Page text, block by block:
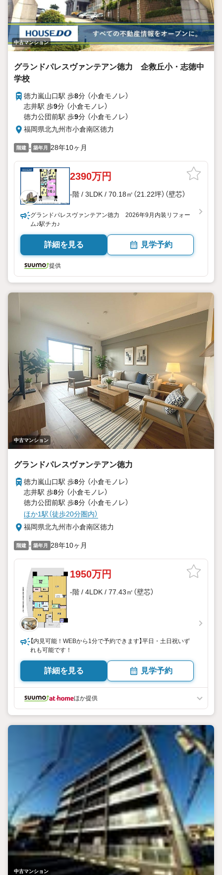
中古マンション
グランドパレスヴァンテアン徳力 企救丘小・志徳中
学校
徳力嵐山口駅 歩8分 （小倉モノレ）
志井駅 歩9分 （小倉モノレ）
徳力公団前駅 歩9分 （小倉モノレ）
福岡県北九州市小倉南区徳力
階建 - 築年月 28年10ヶ月
2390万円
-階 / 3LDK / 70.18㎡（21.22坪）（壁芯）
グランドパレスヴァンテアン徳力 2026年9月内装リフォー
ム♪駅チカ♪
詳細を見る 見学予約
提供
中古マンション
グランドパレスヴァンテアン徳力
徳力嵐山口駅 歩8分 （小倉モノレ）
志井駅 歩8分 （小倉モノレ）
徳力公団前駅 歩8分 （小倉モノレ）
ほか1駅（徒歩20分圏内）
福岡県北九州市小倉南区徳力
階建 - 築年月 28年10ヶ月
1950万円
-階 / 4LDK / 77.43㎡（壁芯）
【内見可能！WEBから1分で予約できます】平日・土日祝いず
れも可能です！
詳細を見る 見学予約
ほか提供
中古マンション